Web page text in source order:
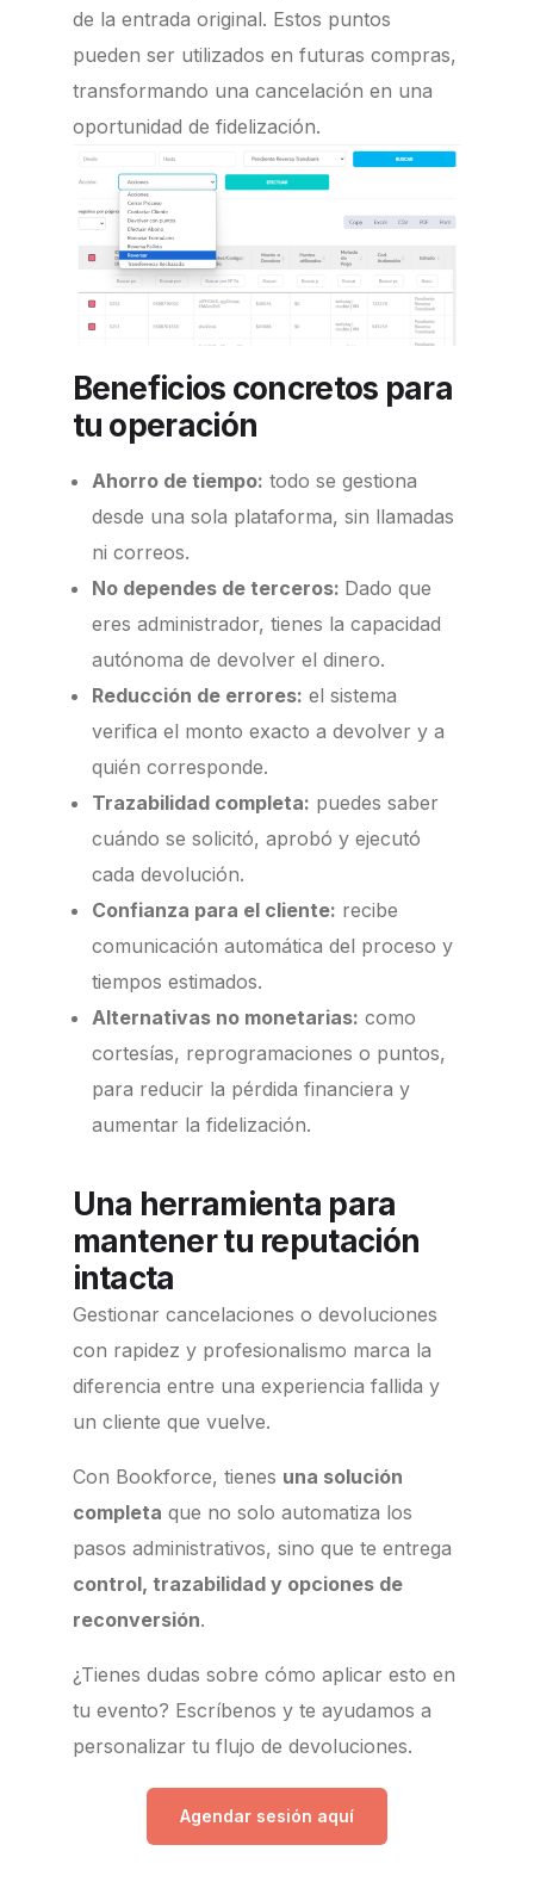
de la entrada original. Estos puntos
pueden ser utilizados en futuras compras,
transformando una cancelación en una
oportunidad de fidelización.
Beneficios concretos para
tu operación
Ahorro de tiempo: todo se gestiona
desde una sola plataforma, sin llamadas
ni correos.
No dependes de terceros: Dado que
eres administrador, tienes la capacidad
autónoma de devolver el dinero.
Reducción de errores: el sistema
verifica el monto exacto a devolver y a
quién corresponde.
Trazabilidad completa: puedes saber
cuándo se solicitó, aprobó y ejecutó
cada devolución.
Confianza para el cliente: recibe
comunicación automática del proceso y
tiempos estimados.
Alternativas no monetarias: como
cortesías, reprogramaciones o puntos,
para reducir la pérdida financiera y
aumentar la fidelización.
Una herramienta para
mantener tu reputación
intacta
Gestionar cancelaciones o devoluciones
con rapidez y profesionalismo marca la
diferencia entre una experiencia fallida y
un cliente que vuelve.
Con Bookforce, tienes una solución
completa que no solo automatiza los
pasos administrativos, sino que te entrega
control, trazabilidad y opciones de
reconversión.
¿Tienes dudas sobre cómo aplicar esto en
tu evento? Escríbenos y te ayudamos a
personalizar tu flujo de devoluciones.
Agendar sesión aquí